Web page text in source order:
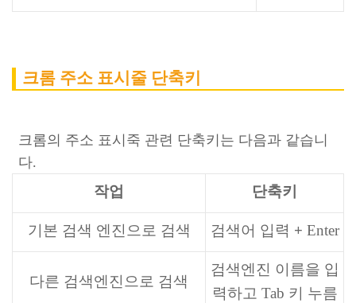
크롬 주소 표시줄 단축키
크롬의 주소 표시죽 관련 단축키는 다음과 같습니
다.
작업 단축키
기본 검색 엔진으로 검색 검색어 입력 + Enter
다른 검색엔진으로 검색
검색엔진 이름을 입
력하고 Tab 키 누름